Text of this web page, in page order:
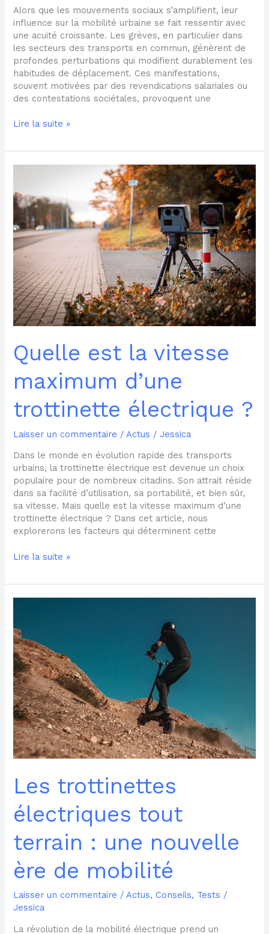
Alors que les mouvements sociaux s’amplifient, leur
influence sur la mobilité urbaine se fait ressentir avec
une acuité croissante. Les grèves, en particulier dans
les secteurs des transports en commun, génèrent de
profondes perturbations qui modifient durablement les
habitudes de déplacement. Ces manifestations,
souvent motivées par des revendications salariales ou
des contestations sociétales, provoquent une
Lire la suite »
Quelle est la vitesse
maximum d’une
trottinette électrique ?
Laisser un commentaire /Actus /Jessica
Dans le monde en évolution rapide des transports
urbains, la trottinette électrique est devenue un choix
populaire pour de nombreux citadins. Son attrait réside
dans sa facilité d’utilisation, sa portabilité, et bien sûr,
sa vitesse. Mais quelle est la vitesse maximum d’une
trottinette électrique ? Dans cet article, nous
explorerons les facteurs qui déterminent cette
la
vitesse
maximum
d’une
trottinette
électrique
?
Lire la suite »
Les trottinettes
électriques tout
terrain : une nouvelle
ère de mobilité
Laisser un commentaire /Actus,Conseils, Tests /
Jessica
La révolution de la mobilité électrique prend un
électriques
tout
terrain
:
une
nouvelle
ère
de
mobilité